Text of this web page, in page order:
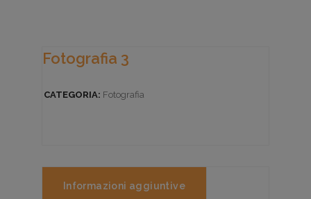
Fotografia 3
CATEGORIA: Fotografia
Informazioni aggiuntive